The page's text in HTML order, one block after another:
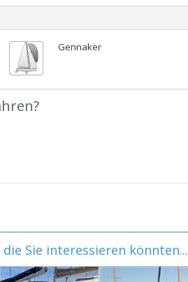
Gennaker
Sie interessieren könnten...